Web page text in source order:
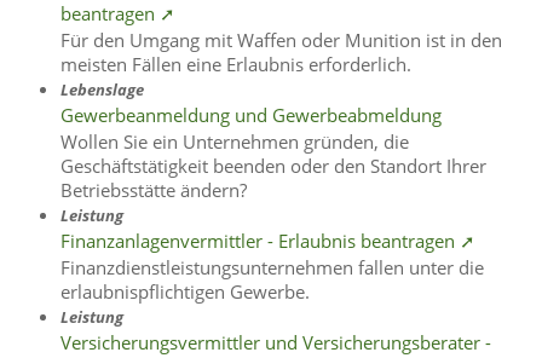
beantragen ➚
Für den Umgang mit Waffen oder Munition ist in den
meisten Fällen eine Erlaubnis erforderlich.
Lebenslage
Gewerbeanmeldung und Gewerbeabmeldung
Wollen Sie ein Unternehmen gründen, die
Geschäftstätigkeit beenden oder den Standort Ihrer
Betriebsstätte ändern?
Leistung
Finanzanlagenvermittler - Erlaubnis beantragen ➚
Finanzdienstleistungsunternehmen fallen unter die
erlaubnispflichtigen Gewerbe.
Leistung
Versicherungsvermittler und Versicherungsberater -